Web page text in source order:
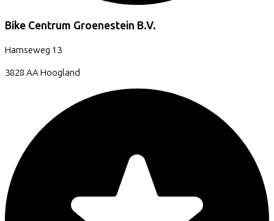
Bike Centrum Groenestein B.V.
Hamseweg 13
3828 AAHoogland